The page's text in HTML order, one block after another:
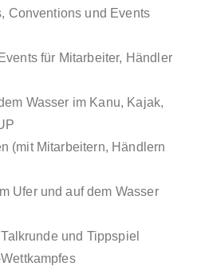
Conventions und Events
für Mitarbeiter, Händler
Wasser im Kanu, Kajak,
(mit Mitarbeitern, Händlern
Ufer und auf dem Wasser
und Tippspiel